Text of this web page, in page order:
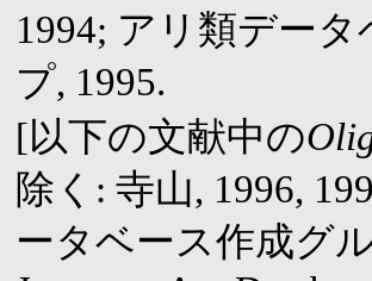
1994; アリ類デー
プ, 1995.
[以下の文献中の
除く: 寺山, 1996,
ータベース作成グ